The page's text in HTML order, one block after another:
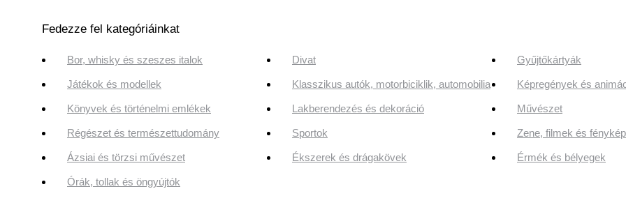
Fedezze fel kategóriáinkat
Bor, whisky és szeszes italok Divat Gyűjtőkártyák
Játékok és modellek Klasszikus autók, motorbiciklik, automobilia Képregények és
Könyvek és történelmi emlékek Lakberendezés és dekoráció Művészet
Régészet és természettudomány Sportok Zene, filmek és
Ázsiai és törzsi művészet Ékszerek és drágakövek Érmék és bélyegek
Órák, tollak és öngyújtók